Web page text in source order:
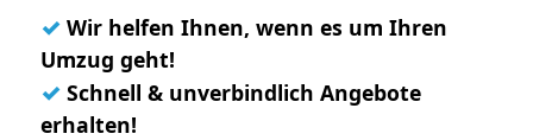
✓ Wir helfen Ihnen, wenn es um Ihren
Umzug geht!
✓ Schnell & unverbindlich Angebote
erhalten!